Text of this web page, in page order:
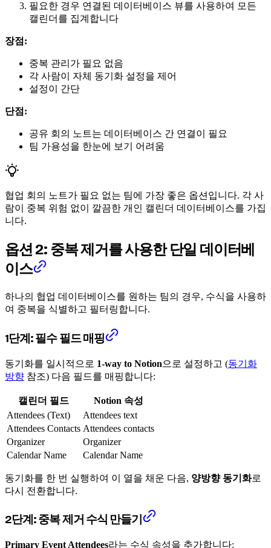
필요한 경우 연결된 데이터베이스 뷰를 사용하여 모든
캘린더를 집계합니다
장점:
중복 관리가 필요 없음
각 사람이 자체 동기화 설정을 제어
설정이 간단
단점:
공유 회의 노트는 데이터베이스 간 연결이 필요
팀 가용성을 한눈에 보기 어려움
협업 회의 노트가 필요 없는 팀에 가장 좋은 옵션입니다. 각 사
람이 중복 위험 없이 깔끔한 개인 캘린더 데이터베이스를 가집
니다.
옵션 2: 중복 제거를 사용한 단일 데이터베
이스
하나의 협업 데이터베이스를 원하는 팀의 경우, 수식을 사용하
여 중복을 식별하고 필터링합니다.
1단계: 필수 필드 매핑
동기화를 일시적으로 1-way to Notion으로 설정하고 (동기화
방향 참조) 다음 필드를 매핑합니다:
캘린더 필드
Notion 속성
Attendees (Text)
Attendees text
Attendees Contacts Attendees contacts
Organizer
Organizer
Calendar Name
Calendar Name
동기화를 한 번 실행하여 이 열을 채운 다음, 양방향 동기화로
다시 전환합니다.
2단계: 중복 제거 수식 만들기
Primary Event Attendees라는 수식 속성을 추가합니다: